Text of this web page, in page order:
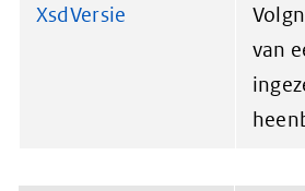
XsdVersie
van